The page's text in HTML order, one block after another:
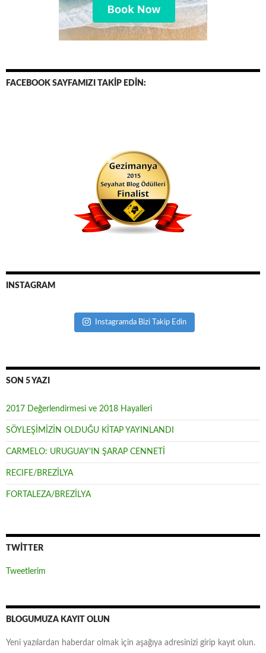
FACEBOOK SAYFAMIZI TAKİP EDİN:
INSTAGRAM
Instagramda Bizi Takip Edin
SON 5 YAZI
2017 Değerlendirmesi ve 2018 Hayalleri
SÖYLEŞİMİZİN OLDUĞU KİTAP YAYINLANDI
CARMELO: URUGUAY’IN ŞARAP CENNETİ
RECIFE/BREZİLYA
FORTALEZA/BREZİLYA
TWITTER
Tweetlerim
BLOGUMUZA KAYIT OLUN
Yeni yazılardan haberdar olmak için aşağıya adresinizi girip kayıt olun.